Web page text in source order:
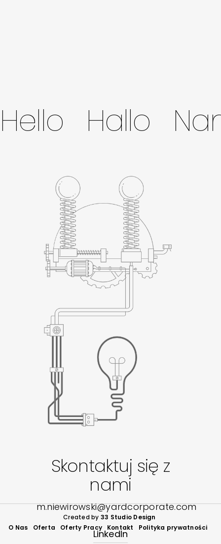
Hello Hallo
Skontaktuj się z
nami
m.niewirowski@yardcorporate.com
LinkedIn
Created by 33 Studio Design
O Nas
Oferta Oferty Pracy Kontakt Polityka prywatności